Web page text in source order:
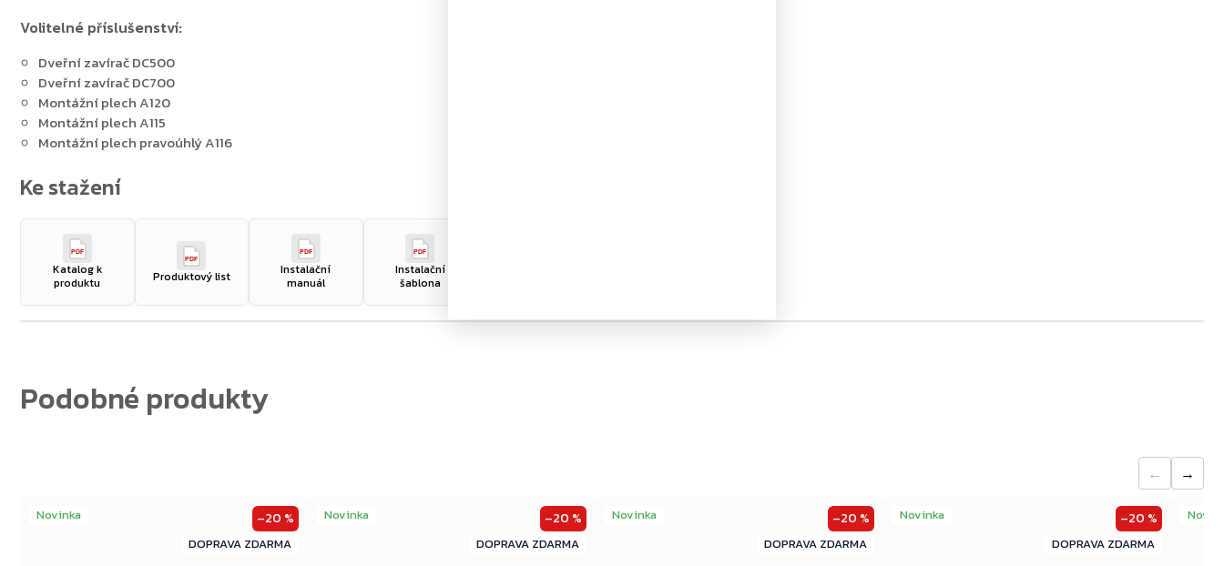
Volitelné příslušenství:
Dveřní zavírač DC500
Dveřní zavírač DC700
Montážní plech A120
Montážní plech A115
Montážní plech pravoúhlý A116
PDF
Katalog k
produktu
PDF
Produktový list
PDF
Instalační
manuál
PDF
Instalační
šablona
← →
Novinka
ZDARMA
–20 % Novinka
ZDARMA
–20 % Novinka
ZDARMA
–20 % Novinka
ZDARMA
–20 %